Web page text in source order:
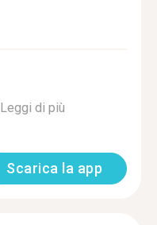
Leggi di più
Scarica la app